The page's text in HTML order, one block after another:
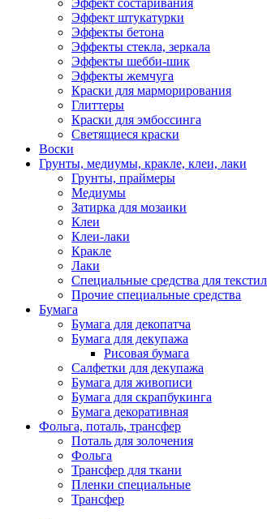
Эффект состаривания
Эффект штукатурки
Эффекты бетона
Эффекты стекла, зеркала
Эффекты шебби-шик
Эффекты жемчуга
Краски для марморирования
Глиттеры
Краски для эмбоссинга
Светящиеся краски
Воски
Грунты, медиумы, кракле, клеи, лаки
Грунты, праймеры
Медиумы
Затирка для мозаики
Клеи
Клеи-лаки
Кракле
Лаки
Специальные средства для
Прочие специальные средства
Бумага
Бумага для декопатча
Бумага для декупажа
Рисовая бумага
Салфетки для декупажа
Бумага для живописи
Бумага для скрапбукинга
Бумага декоративная
Фольга, поталь, трансфер
Поталь для золочения
Фольга
Трансфер для ткани
Пленки специальные
Трансфер